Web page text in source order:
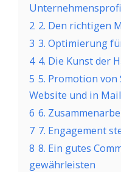
2 2. Den richtigen
3 3. Optimierung
4 4. Die Kunst der
5 5. Promotion von
Website und in
6 6.
7 7. Engagement
8 8. Ein gutes
gewährleisten